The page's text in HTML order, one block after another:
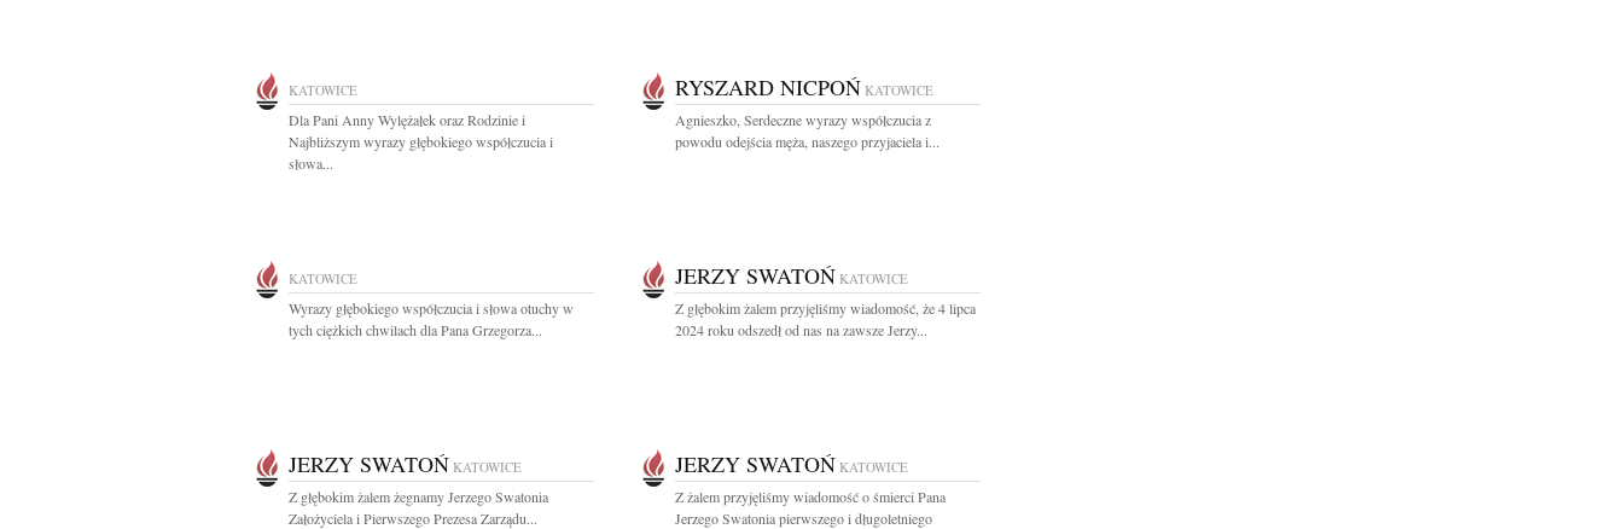
KATOWICE
Dla Pani Anny Wylężałek oraz Rodzinie i
Najbliższym wyrazy głębokiego współczucia i
słowa...
RYSZARD NICPOŃ KATOWICE
Agnieszko, Serdeczne wyrazy współczucia z
powodu odejścia męża, naszego przyjaciela i...
KATOWICE
Wyrazy głębokiego współczucia i słowa otuchy w
tych ciężkich chwilach dla Pana Grzegorza...
JERZY SWATOŃ KATOWICE
Z głębokim żalem przyjęliśmy wiadomość, że 4 lipca
2024 roku odszedł od nas na zawsze Jerzy...
JERZY SWATOŃ KATOWICE
Z głębokim żalem żegnamy Jerzego Swatonia
Założyciela i Pierwszego Prezesa Zarządu...
JERZY SWATOŃ KATOWICE
Z żalem przyjęliśmy wiadomość o śmierci Pana
Jerzego Swatonia pierwszego i długoletniego